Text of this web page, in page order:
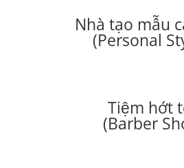
Nhà tạo mẫu
(Personal
Tiệm hớt
(Barber